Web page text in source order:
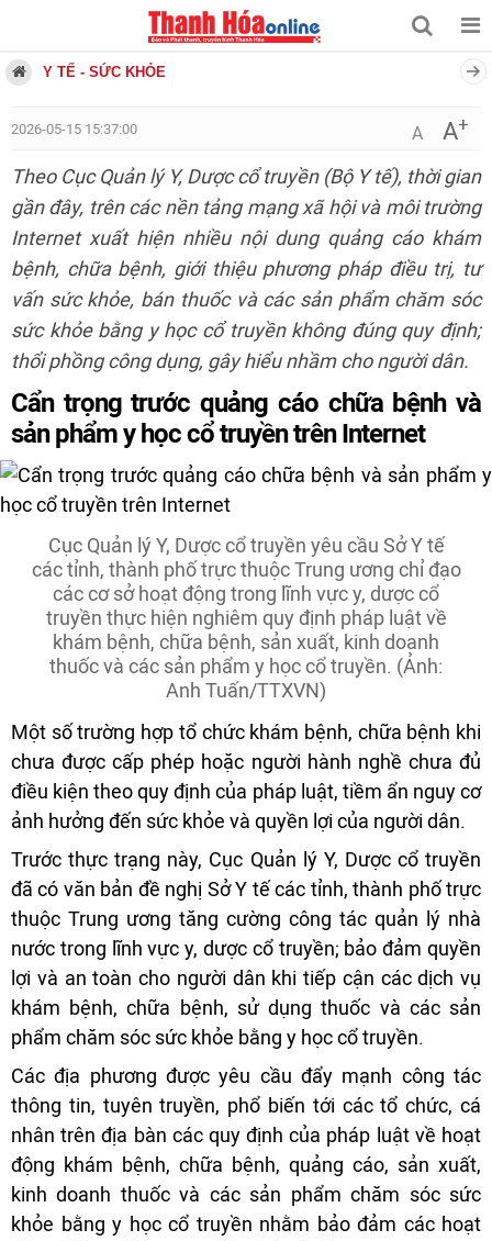
Y TẾ - SỨC KHỎE
2026-05-15 15:37:00 A A+
Theo Cục Quản lý Y, Dược cổ truyền (Bộ Y tế), thời gian
gần đây, trên các nền tảng mạng xã hội và môi trường
Internet xuất hiện nhiều nội dung quảng cáo khám
bệnh, chữa bệnh, giới thiệu phương pháp điều trị, tư
vấn sức khỏe, bán thuốc và các sản phẩm chăm sóc
sức khỏe bằng y học cổ truyền không đúng quy định;
thổi phồng công dụng, gây hiểu nhầm cho người dân.
Cẩn trọng trước quảng cáo chữa bệnh và
sản phẩm y học cổ truyền trên Internet
Cục Quản lý Y, Dược cổ truyền yêu cầu Sở Y tế
các tỉnh, thành phố trực thuộc Trung ương chỉ đạo
các cơ sở hoạt động trong lĩnh vực y, dược cổ
truyền thực hiện nghiêm quy định pháp luật về
khám bệnh, chữa bệnh, sản xuất, kinh doanh
thuốc và các sản phẩm y học cổ truyền. (Ảnh:
Anh Tuấn/TTXVN)
Một số trường hợp tổ chức khám bệnh, chữa bệnh khi
chưa được cấp phép hoặc người hành nghề chưa đủ
điều kiện theo quy định của pháp luật, tiềm ẩn nguy cơ
ảnh hưởng đến sức khỏe và quyền lợi của người dân.
Trước thực trạng này, Cục Quản lý Y, Dược cổ truyền
đã có văn bản đề nghị Sở Y tế các tỉnh, thành phố trực
thuộc Trung ương tăng cường công tác quản lý nhà
nước trong lĩnh vực y, dược cổ truyền; bảo đảm quyền
lợi và an toàn cho người dân khi tiếp cận các dịch vụ
khám bệnh, chữa bệnh, sử dụng thuốc và các sản
phẩm chăm sóc sức khỏe bằng y học cổ truyền.
Các địa phương được yêu cầu đẩy mạnh công tác
thông tin, tuyên truyền, phổ biến tới các tổ chức, cá
nhân trên địa bàn các quy định của pháp luật về hoạt
động khám bệnh, chữa bệnh, quảng cáo, sản xuất,
kinh doanh thuốc và các sản phẩm chăm sóc sức
khỏe bằng y học cổ truyền nhằm bảo đảm các hoạt